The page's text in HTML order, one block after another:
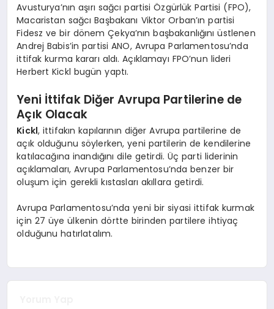
DIĞER
Avusturya’nın aşırı sağcı partisi Özgürlük Partisi (FPO),
Macaristan sağcı Başbakanı Viktor Orban’ın partisi
Fidesz ve bir dönem Çekya’nın başbakanlığını üstlenen
Andrej Babis’in partisi ANO, Avrupa Parlamentosu’nda
ittifak kurma kararı aldı. Açıklamayı FPO’nun lideri
Herbert Kickl bugün yaptı.
Yeni İttifak Diğer Avrupa Partilerine de
Açık Olacak
Kickl, ittifakın kapılarının diğer Avrupa partilerine de
açık olduğunu söylerken, yeni partilerin de kendilerine
katılacağına inandığını dile getirdi. Üç parti liderinin
açıklamaları, Avrupa Parlamentosu’nda benzer bir
oluşum için gerekli kıstasları akıllara getirdi.
Avrupa Parlamentosu’nda yeni bir siyasi ittifak kurmak
için 27 üye ülkenin dörtte birinden partilere ihtiyaç
olduğunu hatırlatalım.